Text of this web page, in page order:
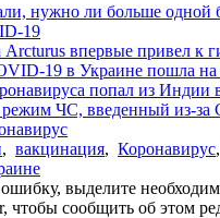
нужно ли больше одной
19
впервые привел к
19 в Украине пошла на
попал из Индии
ЧС, введенный из-за
, вакцинация, Коронавирус,
выделите
чтобы сообщить об этом